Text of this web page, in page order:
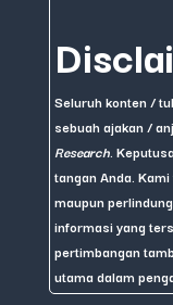
Seluruh konten /
sebuah ajakan /
Research .
tangan Anda.
maupun
informasi yang
pertimbangan
utama dalam